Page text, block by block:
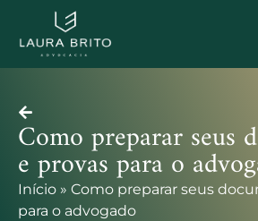
Como preparar seus
e provas para o
Início » Como preparar seus
para o advogado